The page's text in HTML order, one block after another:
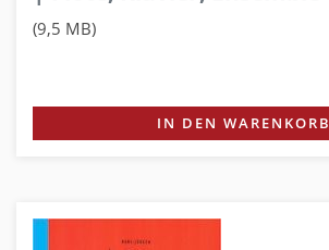
(9,5 MB)
IN DEN WARENKORB